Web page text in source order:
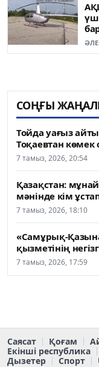
СОҢҒЫ
Тойда уағыз
Тоқаевтан
7 тамыз, 2026, 20:54
Қазақстан:
мәнінде кім
7 тамыз, 2026, 18:10
«Самұрық-
қызметінің
7 тамыз, 2026, 17:59
Саясат Қоғам
Екінші республика
Дызетер
Спорт